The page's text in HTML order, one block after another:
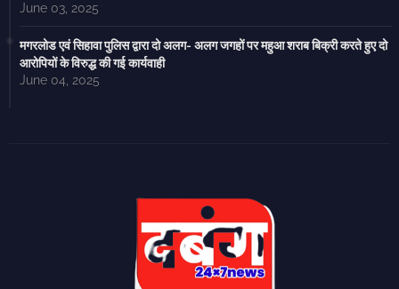
June 03, 2025
मगरलोड एवं सिहावा पुलिस द्वारा दो अलग- अलग जगहों पर महुआ शराब बिक्री करते हुए दो
आरोपियों के विरुद्ध की गई कार्यवाही
June 04, 2025